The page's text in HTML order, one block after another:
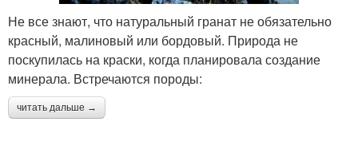
Не все знают, что натуральный гранат не обязательно
красный, малиновый или бордовый. Природа не
поскупилась на краски, когда планировала создание
минерала. Встречаются породы:
читать дальше →